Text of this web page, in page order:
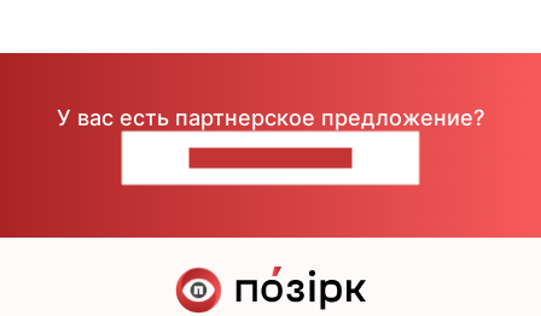
У вас есть партнерское предложение?